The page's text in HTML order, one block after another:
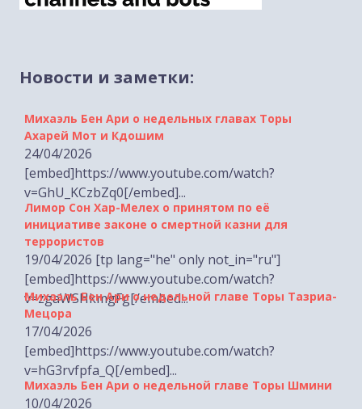
Новости и заметки:
Михаэль Бен Ари о недельных главах Торы
24/04/2026
[embed]https://www.youtube.com/watch?
v=GhU_KCzbZq0[/embed]...
Лимор Сон Хар-Мелех о принятом по её
инициативе законе о смертной казни для
террористов
19/04/2026 [tp lang="he" only not_in="ru"]
[embed]https://www.youtube.com/watch?
v=zgaWSHkmgFg[/embed...
Михаэль Бен Ари о недельной главе Торы Тазриа-
Мецора
17/04/2026
[embed]https://www.youtube.com/watch?
v=hG3rvfpfa_Q[/embed]...
Михаэль Бен Ари о недельной главе Торы Шмини
10/04/2026
[embed]https://www.youtube.com/watch?